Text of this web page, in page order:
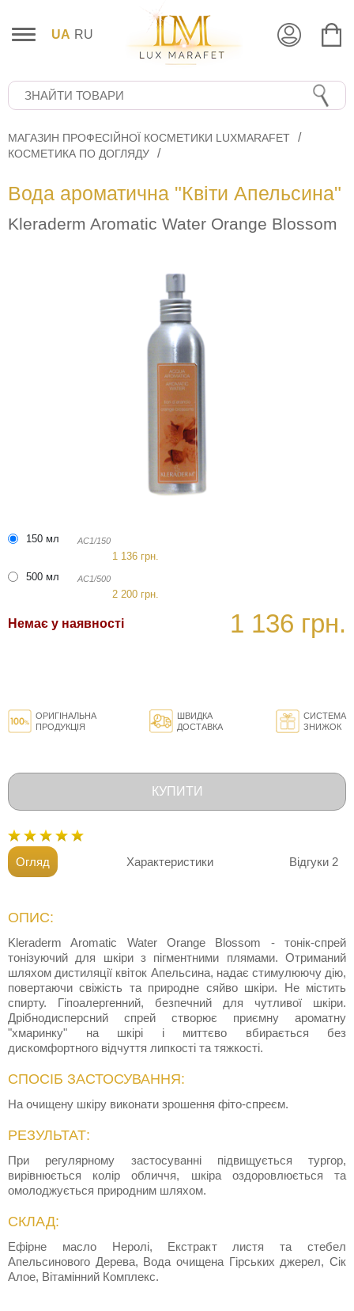
UA RU
МАГАЗИН ПРОФЕСІЙНОЇ КОСМЕТИКИ LUXMARAFET
КОСМЕТИКА ПО ДОГЛЯДУ
Вода ароматична "Квіти Апельсина"
Kleraderm Aromatic Water Orange Blossom
150 мл AC1/150
1 136 грн.
500 мл
AC1/500
2 200 грн.
Немає у наявності 1 136 грн.
ОРИГІНАЛЬНА
ПРОДУКЦІЯ
ШВИДКА
ДОСТАВКА
СИСТЕМА
ЗНИЖОК
КУПИТИ
Огляд Характеристики Відгуки 2
ОПИС:
Kleraderm Aromatic Water Orange Blossom - тонік-спрей
тонізуючий для шкіри з пігментними плямами. Отриманий
шляхом дистиляції квіток Апельсина, надає стимулюючу дію,
повертаючи свіжість та природне сяйво шкіри. Не містить
спирту. Гіпоалергенний, безпечний для чутливої шкіри.
Дрібнодисперсний спрей створює приємну ароматну
"хмаринку" на шкірі і миттєво вбирається без
дискомфортного відчуття липкості та тяжкості.
СПОСІБ ЗАСТОСУВАННЯ:
На очищену шкіру виконати зрошення фіто-спреєм.
РЕЗУЛЬТАТ:
При регулярному застосуванні підвищується тургор,
вирівнюється колір обличчя, шкіра оздоровлюється та
омолоджується природним шляхом.
СКЛАД:
Ефірне масло Неролі, Екстракт листя та стебел
Апельсинового Дерева, Вода очищена Гірських джерел, Сік
Алое, Вітамінний Комплекс.